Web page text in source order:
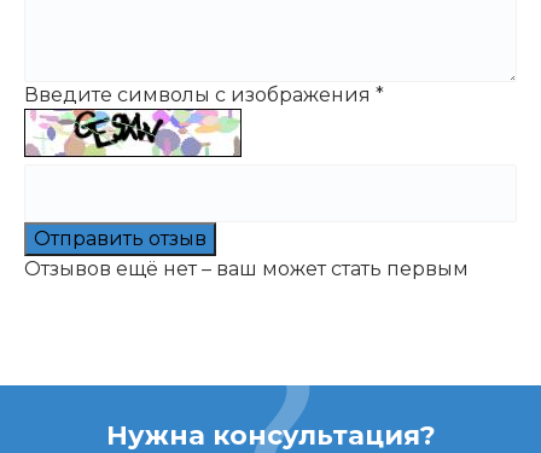
Введите символы с изображения *
Отправить отзыв
Отзывов ещё нет – ваш может стать первым
Нужна консультация?